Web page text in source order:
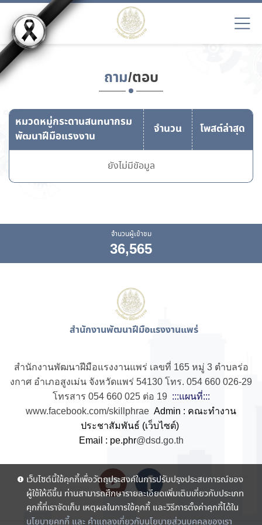
ถาม/ตอบ
หมวดหมู่กระดานสนทนากรม
พัฒนาฝีมือแรงงาน
จำนวน โพสต์ล่าสุด
ยังไม่มีขัอมูล
จำนวนผู้เข้าชม
36,565
สำนักงานพัฒนาฝีมือแรงงานแพร่
สำนักงานพัฒนาฝีมือแรงงานแพร่ เลขที่ 165 หมู่ 3 ตำบลร่อ
งกาศ อำเภอสูงเม่น จังหวัดแพร่ 54130 โทร. 054 660 026-29
โทรสาร 054 660 025 ต่อ 19 :::แผนที่:::
www.facebook.com/skillphrae Admin : คณะทำงาน
ประชาสัมพันธ์ (เว็บไซต์)
Email : pe.phr@dsd.go.th
เว็บไซต์นี้ใช้คุกกี้เพื่อวัตถุประสงค์ในการปรับปรุงประสบการณ์ของ
ผู้ใช้ให้ดีขึ้น ท่านสามารถศึกษารายละเอียดเพิ่มเติมเกี่ยวกับประเภท
คุกกี้ที่เราจัดเก็บ เหตุผลในการใช้คุกกี้ และวิธีการตั้งค่าคุกกี้ได้ใน
นโยบายคุกกี้ และ คำแถลงเกี่ยวกับนโยบายส่วนบุคคลของเรา